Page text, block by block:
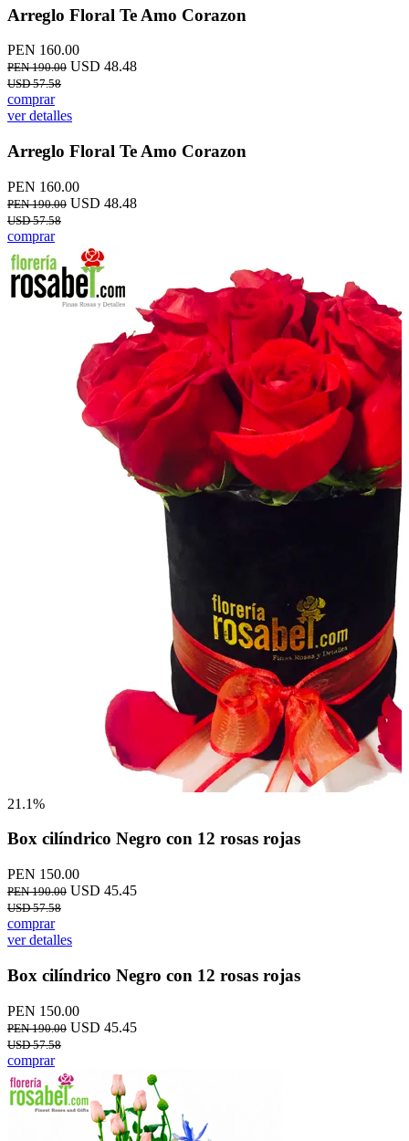
Arreglo Floral Te Amo Corazon
PEN 160.00
PEN 190.00 USD 48.48
USD 57.58
comprar
ver detalles
Arreglo Floral Te Amo Corazon
PEN 160.00
PEN 190.00 USD 48.48
USD 57.58
comprar
21.1%
Box cilíndrico Negro con 12 rosas rojas
PEN 150.00
PEN 190.00 USD 45.45
USD 57.58
comprar
ver detalles
Box cilíndrico Negro con 12 rosas rojas
PEN 150.00
PEN 190.00 USD 45.45
USD 57.58
comprar